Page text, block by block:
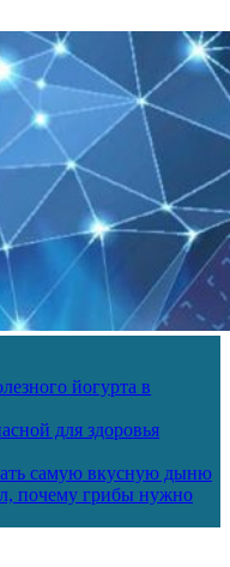
йогурта в
для здоровья
самую вкусную дыню
почему грибы нужно